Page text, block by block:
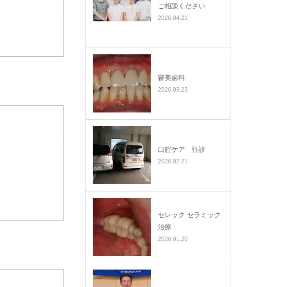
ご相談ください
2026.04.21
審美歯科
2026.03.23
口腔ケア 往診
2026.02.21
セレック セラミック
治療
2026.01.20